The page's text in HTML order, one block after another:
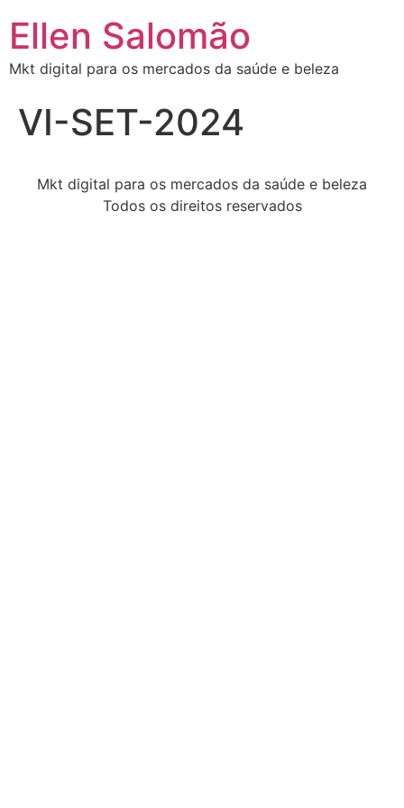
Ellen Salomão
Mkt digital para os mercados da saúde e beleza
VI-SET-2024
Mkt digital para os mercados da saúde e beleza
Todos os direitos reservados